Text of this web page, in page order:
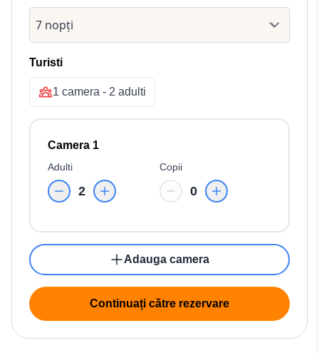
Turisti
1 camera - 2 adulti
Camera 1
Adulti
2
Copii
0
Adauga camera
Continuați către rezervare